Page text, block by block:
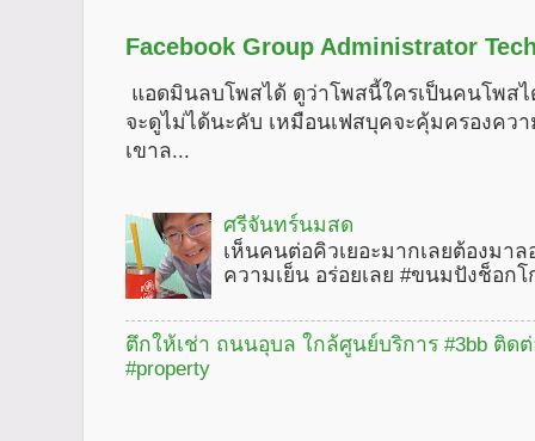
Facebook Group Administrator
แอดมินลบโพสได้ ดูว่าโพสนี้ใครเป็นคนโพส
จะดูไม่ได้นะคับ เหมือนเฟสบุคจะคุ้มครองคว
เขาล...
ศรีจันทร์นมสด
เห็นคนต่อคิวเยอะมากเลยต้องมา
ความเย็น อร่อยเลย #ขนมปังช็อก
ตึกให้เช่า ถนนอุบล ใกล้ศูนย์บริการ #3bb ติดต่
#property